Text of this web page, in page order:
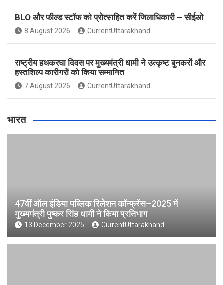
BLO और फील्ड स्टॉफ को प्रोत्साहित करें जिलाधिकारी – सीईओ
8 August 2026 CurrentUttarakhand
राष्ट्रीय हथकरघा दिवस पर मुख्यमंत्री धामी ने उत्कृष्ट बुनकरों और
हस्तशिल्प कारीगरों को किया सम्मानित
7 August 2026 CurrentUttarakhand
भारत
47वीं ऑल इंडिया पब्लिक रिलेशन कॉन्फ्रेंस–2025 में
मुख्यमंत्री पुष्कर सिंह धामी ने किया प्रतिभाग
13 December 2025 CurrentUttarakhand